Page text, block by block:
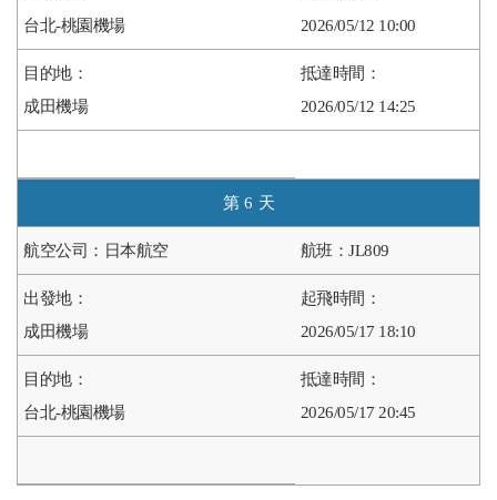
台北-桃園機場 2026/05/12 10:00
成田機場 2026/05/12 14:25
6
日本航空 JL809
成田機場 2026/05/17 18:10
台北-桃園機場 2026/05/17 20:45